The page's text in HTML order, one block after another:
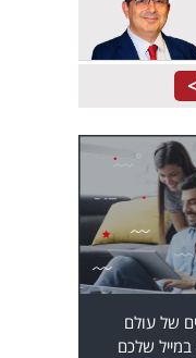
של עולם
שלכם